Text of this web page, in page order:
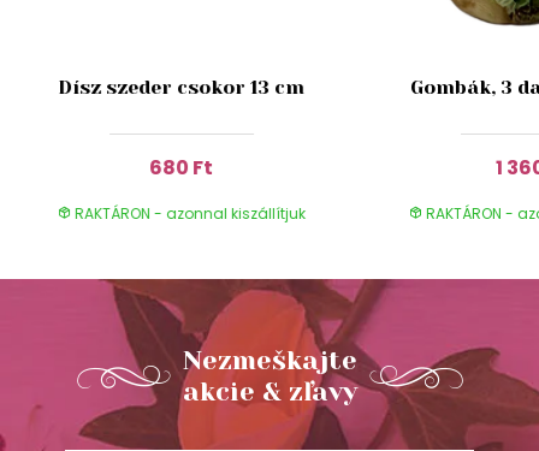
Dísz szeder csokor 13 cm
680 Ft
RAKTÁRON - azonnal kiszállítjuk
Gombák, 3
1
RAKTÁRON -
Nezmeškajte
akcie & zľavy